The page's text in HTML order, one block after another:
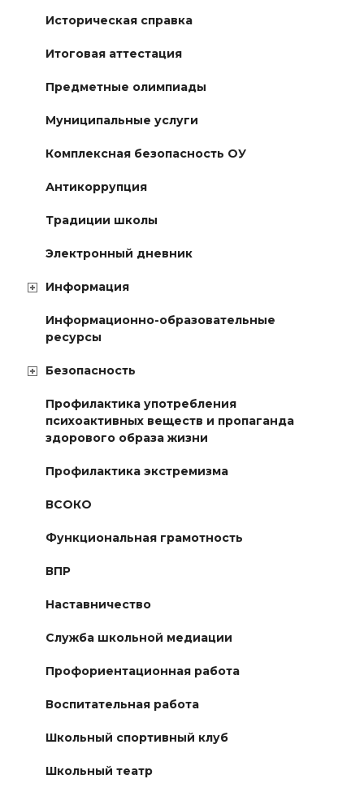
Историческая справка
Итоговая аттестация
Предметные олимпиады
Муниципальные услуги
Комплексная безопасность ОУ
Антикоррупция
Традиции школы
Электронный дневник
Информация
Информационно-образовательные
ресурсы
Безопасность
Профилактика употребления
психоактивных веществ и пропаганда
здорового образа жизни
Профилактика экстремизма
ВСОКО
Функциональная грамотность
ВПР
Наставничество
Служба школьной медиации
Профориентационная работа
Воспитательная работа
Школьный спортивный клуб
Школьный театр